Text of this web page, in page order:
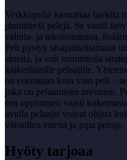
Verkkopeliä kannattaa harkita
jännittäviä pelejä. Se vaatii
valinta- ja tekotoimintoa,
Peli pystyy tasapainottamaan
alueita, ja voit suunnitella
kaikenlaisille pelaajille.
on enemmän kuin vain peli –
joka on pelaamisen arvoinen.
sen oppiminen vaatii
avulla pelaajat voivat ohjata
väistellen esteitä ja jopa petoja.
Hyöty tarjoaa